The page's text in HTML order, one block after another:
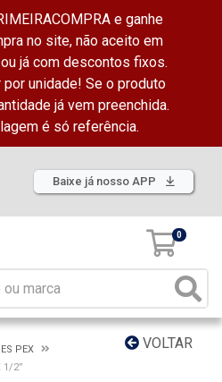
e ganhe
no site, não aceito em
já com descontos fixos.
unidade! Se o produto
já vem preenchida.
é só referência.
Baixe já nosso APP
0
VOLTAR
PEX
1/2”